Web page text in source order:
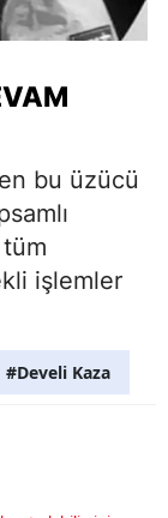
bu üzücü
tüm
işlemler
#Develi Kaza